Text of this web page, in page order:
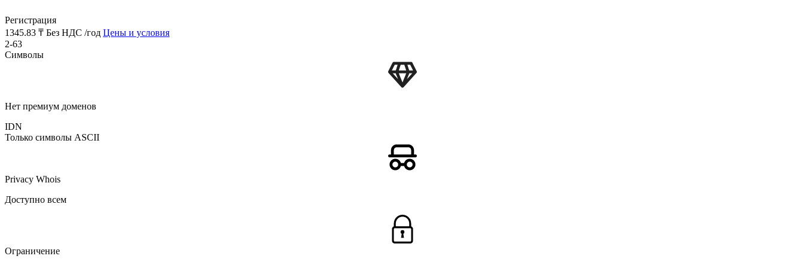
Регистрация
1345.83 ₸ Без НДС /год Цены и условия
2-63
Символы
Нет премиум доменов
IDN
Только символы ASCII
Privacy Whois
Доступно всем
Ограничение